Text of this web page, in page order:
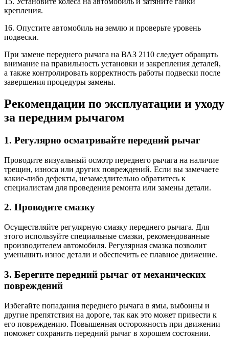
крепления.
16. Опустите автомобиль на землю и проверьте уровень
подвески.
При замене переднего рычага на ВАЗ 2110 следует обращать
внимание на правильность установки и закрепления деталей,
а также контролировать корректность работы подвески после
завершения процедуры замены.
Рекомендации по эксплуатации и уходу
за передним рычагом
1. Регулярно осматривайте передний рычаг
Проводите визуальный осмотр переднего рычага на наличие
трещин, износа или других повреждений. Если вы замечаете
какие-либо дефекты, незамедлительно обратитесь к
специалистам для проведения ремонта или замены детали.
2. Проводите смазку
Осуществляйте регулярную смазку переднего рычага. Для
этого используйте специальные смазки, рекомендованные
производителем автомобиля. Регулярная смазка позволит
уменьшить износ детали и обеспечить ее плавное движение.
3. Берегите передний рычаг от механических
повреждений
Избегайте попадания переднего рычага в ямы, выбоины и
другие препятствия на дороге, так как это может привести к
его повреждению. Повышенная осторожность при движении
поможет сохранить передний рычаг в хорошем состоянии.